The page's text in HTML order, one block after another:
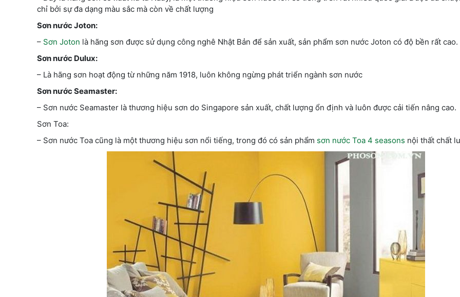
chỉ bởi sự đa dạng màu sắc mà còn về chất lượng
Sơn nước Joton:
– Sơn Joton là hãng sơn được sử dụng công nghê Nhật Bản để sản xuất, sản phẩm sơn nước Joton có độ bền rất cao.
Sơn nước Dulux:
– Là hãng sơn hoạt động từ những năm 1918, luôn không ngừng phát triển ngành sơn nước
Sơn nước Seamaster:
– Sơn nước Seamaster là thương hiệu sơn do Singapore sản xuất, chất lượng ổn định và luôn được cải tiến nâng cao.
Sơn Toa:
– Sơn nước Toa cũng là một thương hiệu sơn nổi tiếng, trong đó có sản phẩm sơn nước Toa 4 seasons nội thất chất